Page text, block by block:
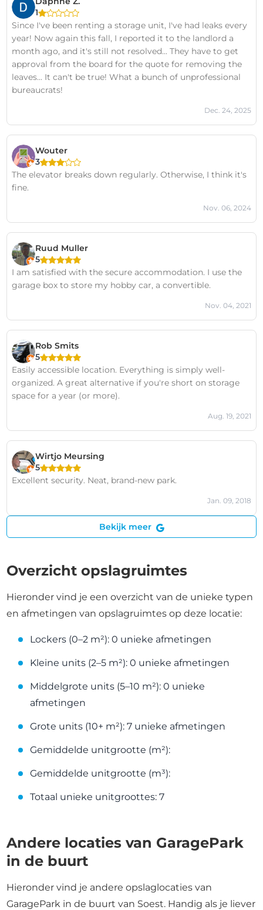
1
Since I've been renting a storage unit, I've had leaks every
year! Now again this fall, I reported it to the landlord a
month ago, and it's still not resolved... They have to get
approval from the board for the quote for removing the
leaves... It can't be true! What a bunch of unprofessional
bureaucrats!
Dec. 24, 2025
Wouter
3
The elevator breaks down regularly. Otherwise, I think it's
fine.
Nov. 06, 2024
Ruud Muller
5
I am satisfied with the secure accommodation. I use the
garage box to store my hobby car, a convertible.
Nov. 04, 2021
Rob Smits
5
Easily accessible location. Everything is simply well-
organized. A great alternative if you're short on storage
space for a year (or more).
Aug. 19, 2021
Wirtjo Meursing
5
Excellent security. Neat, brand-new park.
Jan. 09, 2018
Bekijk meer
Overzicht opslagruimtes
Hieronder vind je een overzicht van de unieke typen
en afmetingen van opslagruimtes op deze locatie:
Lockers (0–2 m²): 0 unieke afmetingen
Kleine units (2–5 m²): 0 unieke afmetingen
Middelgrote units (5–10 m²): 0 unieke
afmetingen
Grote units (10+ m²): 7 unieke afmetingen
Gemiddelde unitgrootte (m²):
Gemiddelde unitgrootte (m³):
Totaal unieke unitgroottes: 7
Andere locaties van GaragePark
in de buurt
Hieronder vind je andere opslaglocaties van
GaragePark in de buurt van Soest. Handig als je liever